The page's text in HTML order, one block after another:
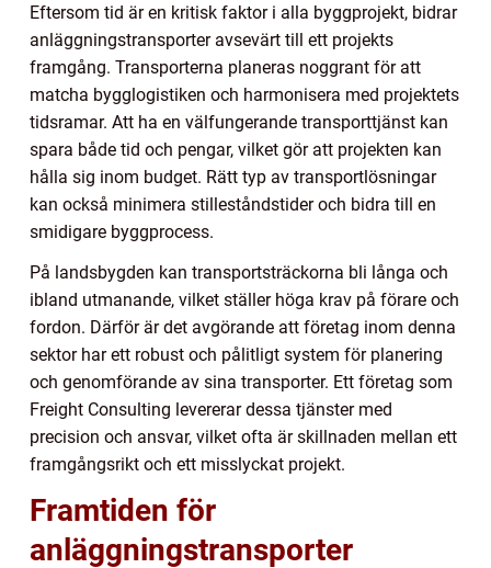
Eftersom tid är en kritisk faktor i alla byggprojekt, bidrar
anläggningstransporter avsevärt till ett projekts
framgång. Transporterna planeras noggrant för att
matcha bygglogistiken och harmonisera med projektets
tidsramar. Att ha en välfungerande transporttjänst kan
spara både tid och pengar, vilket gör att projekten kan
hålla sig inom budget. Rätt typ av transportlösningar
kan också minimera stilleståndstider och bidra till en
smidigare byggprocess.
På landsbygden kan transportsträckorna bli långa och
ibland utmanande, vilket ställer höga krav på förare och
fordon. Därför är det avgörande att företag inom denna
sektor har ett robust och pålitligt system för planering
och genomförande av sina transporter. Ett företag som
Freight Consulting levererar dessa tjänster med
precision och ansvar, vilket ofta är skillnaden mellan ett
framgångsrikt och ett misslyckat projekt.
Framtiden för
anläggningstransporter